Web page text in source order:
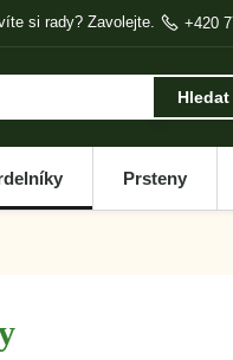
Hledat
si rady? Zavolejte. +420
Prsteny